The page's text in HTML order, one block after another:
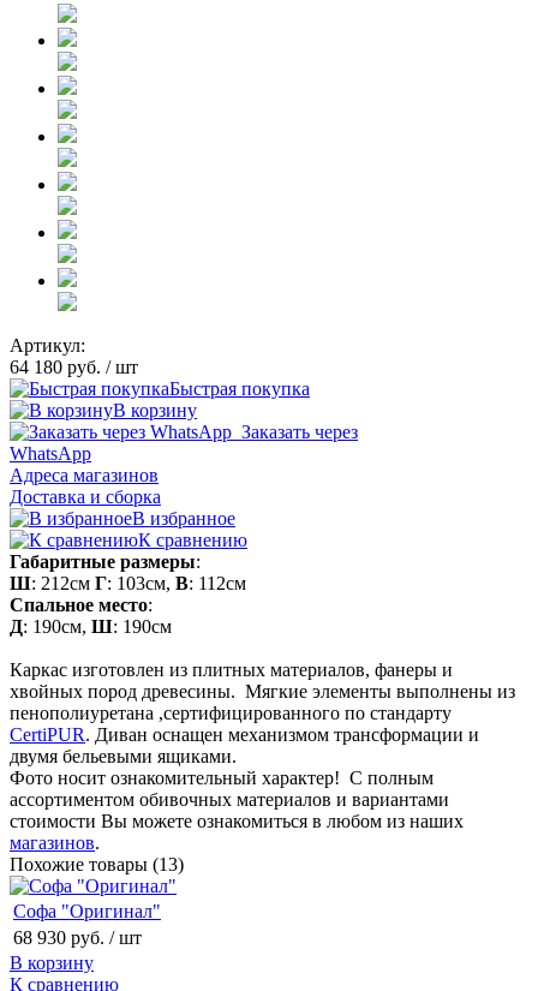
Артикул:
64 180 руб. / шт
Быстрая покупка
В корзину
Заказать через
WhatsApp
Адреса магазинов
Доставка и сборка
В избранное
К сравнению
Габаритные размеры:
Ш: 212см Г: 103см, В: 112см
Спальное место:
Д: 190см, Ш: 190см
Каркас изготовлен из плитных материалов, фанеры и
хвойных пород древесины. Мягкие элементы выполнены из
пенополиуретана ,сертифицированного по стандарту
CertiPUR. Диван оснащен механизмом трансформации и
двумя бельевыми ящиками.
Фото носит ознакомительный характер! С полным
ассортиментом обивочных материалов и вариантами
стоимости Вы можете ознакомиться в любом из наших
магазинов.
Похожие товары (13)
Софа "Оригинал"
68 930 руб. / шт
В корзину
К сравнению